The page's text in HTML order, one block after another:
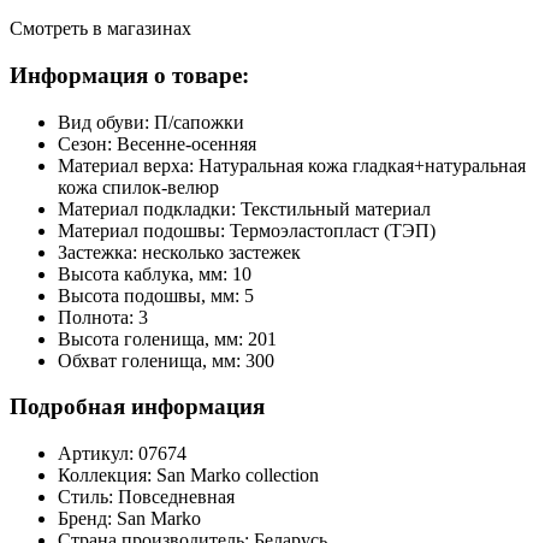
Смотреть в магазинах
Информация о товаре:
Вид обуви: П/сапожки
Сезон: Весенне-осенняя
Материал верха: Натуральная кожа гладкая+натуральная
кожа спилок-велюр
Материал подкладки: Текстильный материал
Материал подошвы: Термоэластопласт (ТЭП)
Застежка: несколько застежек
Высота каблука, мм: 10
Высота подошвы, мм: 5
Полнота: 3
Высота голенища, мм: 201
Обхват голенища, мм: 300
Подробная информация
Артикул: 07674
Коллекция: San Marko collection
Стиль: Повседневная
Бренд: San Marko